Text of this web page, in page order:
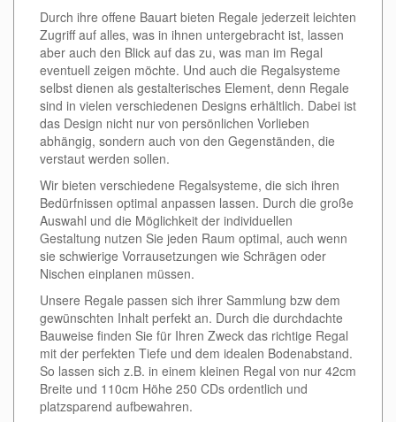
Durch ihre offene Bauart bieten Regale jederzeit leichten
Zugriff auf alles, was in ihnen untergebracht ist, lassen
aber auch den Blick auf das zu, was man im Regal
eventuell zeigen möchte. Und auch die Regalsysteme
selbst dienen als gestalterisches Element, denn Regale
sind in vielen verschiedenen Designs erhältlich. Dabei ist
das Design nicht nur von persönlichen Vorlieben
abhängig, sondern auch von den Gegenständen, die
verstaut werden sollen.
Wir bieten verschiedene Regalsysteme, die sich ihren
Bedürfnissen optimal anpassen lassen. Durch die große
Auswahl und die Möglichkeit der individuellen
Gestaltung nutzen Sie jeden Raum optimal, auch wenn
sie schwierige Vorrausetzungen wie Schrägen oder
Nischen einplanen müssen.
Unsere Regale passen sich ihrer Sammlung bzw dem
gewünschten Inhalt perfekt an. Durch die durchdachte
Bauweise finden Sie für Ihren Zweck das richtige Regal
mit der perfekten Tiefe und dem idealen Bodenabstand.
So lassen sich z.B. in einem kleinen Regal von nur 42cm
Breite und 110cm Höhe 250 CDs ordentlich und
platzsparend aufbewahren.